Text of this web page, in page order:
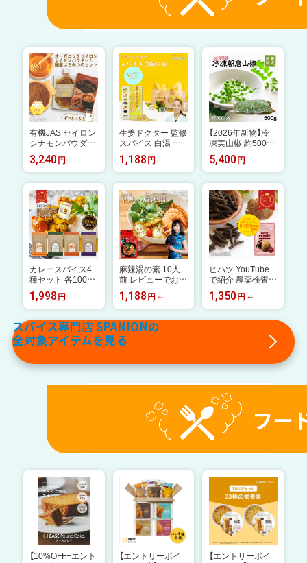
有機JAS セイロン
シナモンパウダー
30g + 国産 はちみ
つ 200gセット |
セイロン シナモン
セイロンシナモン
蜂蜜 やまと蜂蜜
国産蜂蜜 ギフト g
ift プチギフト チャ
ック袋 オーガニッ
ク 有機 しなもん
ハニー パウチタイ
プ SPANION スパ
イス専門店 サプリ
辞典
3,240 円
生姜ドクター 監修
スパイス 白湯 の
素 30g レビューで
お試しスパイスプ
レゼント！ たっぷ
り約75杯分 チャ
ック袋入り しょう
が 瀬戸内産 レモ
ン 陳皮 ヒハツ マ
ーガオ カルダモン
クエン酸 ジンジャ
ー 生姜湯 しょう
がスープ 調味料
送料無料 SPANIO
N
1,188 円
【2026年新物】冷
凍実山椒 約500g
獲れたて 簡単レシ
ピ付 冷凍便 奈良
県産 朝倉山椒 山
椒の実 山椒 さん
しょ さんしょう
サンショウ 萩本農
園 送料無料
5,400 円
カレースパイス4
種セット 各100g
レシピブック付 約
100皿分 チャック
袋入り カレー ス
パイス スパイスカ
レー カレーパウダ
ー カレー粉 カレ
ー スパイスセット
送料無料 ターメリ
1,998 円
麻辣湯の素 10人
前 レビューでお試
しスパイスプレゼ
ント！ 鍋 四川省
出身ヤンチャン監
修 まとめ買いがお
得［70g(10人前) /
70g×3袋 / 麻辣湯
入 麻辣湯 の素 火
痺辛 シビ辛
1,188 円
ヒハツ YouTube
で紹介 農薬検査合
格 ヒハツパウダー
【選べる容量】 [ 10
0g/ 100g×3袋 / 0.
2g×200袋/ 500g]
スパイスプレゼン
ト！ ひはつ パウ
ダー ロングペッパ
ー チャック袋 送
1,350 円
スパイス専門店 SPANIONの
全対象アイテムを見る
【10%OFF+エント
【エントリーポイ
【エントリーポイ